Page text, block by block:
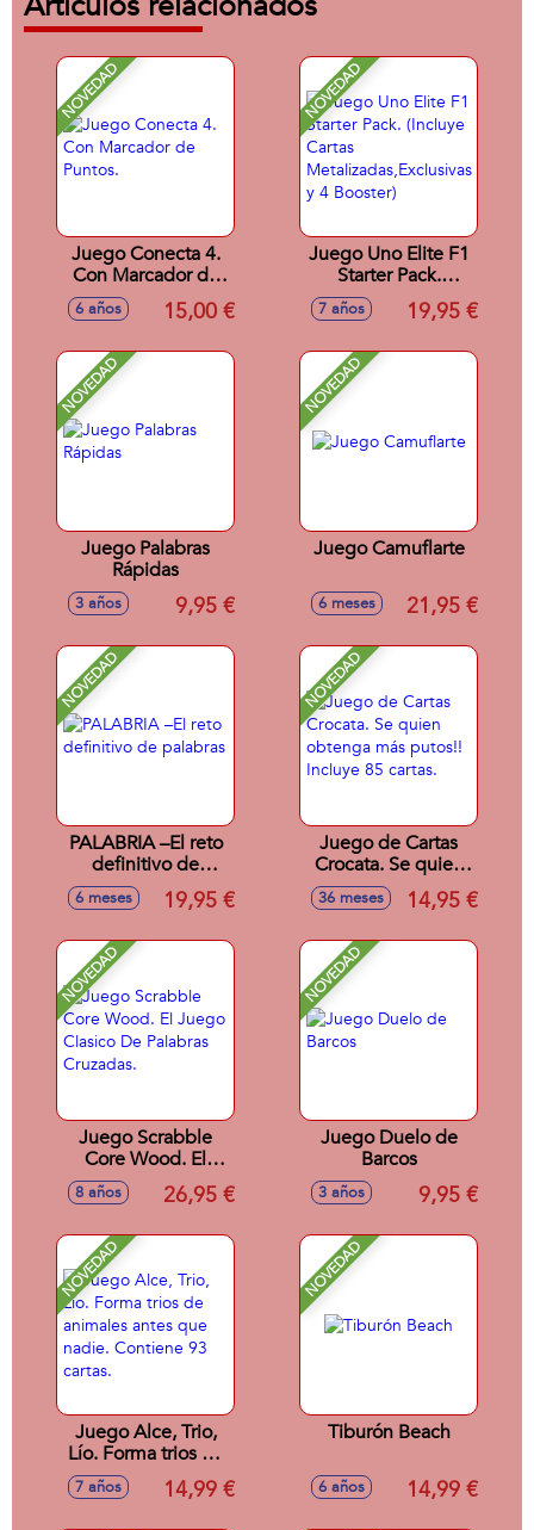
NOVEDAD
Juego Conecta 4.
Con Marcador de
Puntos.
6 años 15,00 €
NOVEDAD
Juego Uno Elite F1
Starter Pack.
(Incluye Cartas
Metalizadas,Exclusivas
7 años 19,95 €
NOVEDAD
Juego Palabras
Rápidas
3 años 9,95 €
NOVEDAD
Juego Camuflarte
6 meses 21,95 €
NOVEDAD
PALABRIA –El reto
definitivo de
palabras
6 meses 19,95 €
NOVEDAD
Juego de Cartas
Crocata. Se quien
obtenga más
putos!! Incluye 85
36 meses 14,95 €
NOVEDAD
Juego Scrabble
Core Wood. El
Juego Clasico De
Palabras Cruzadas.
8 años 26,95 €
NOVEDAD
Juego Duelo de
Barcos
3 años 9,95 €
NOVEDAD
Juego Alce, Trio,
Lío. Forma trios de
animales antes que
nadie. Contiene 93
7 años 14,99 €
NOVEDAD
Tiburón Beach
6 años 14,99 €